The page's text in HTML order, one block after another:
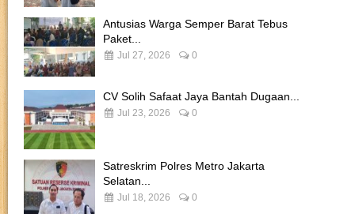
Antusias Warga Semper Barat Tebus
Paket...
Jul 27, 2026 0
CV Solih Safaat Jaya Bantah Dugaan...
Jul 23, 2026 0
Satreskrim Polres Metro Jakarta
Selatan...
Jul 18, 2026 0